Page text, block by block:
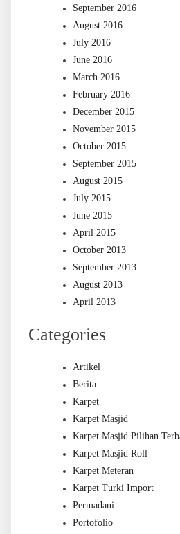
September 2016
August 2016
July 2016
June 2016
March 2016
February 2016
December 2015
November 2015
October 2015
September 2015
August 2015
July 2015
June 2015
April 2015
October 2013
September 2013
August 2013
April 2013
Categories
Artikel
Berita
Karpet
Karpet Masjid
Karpet Masjid Pilihan
Karpet Masjid Roll
Karpet Meteran
Karpet Turki Import
Permadani
Portofolio